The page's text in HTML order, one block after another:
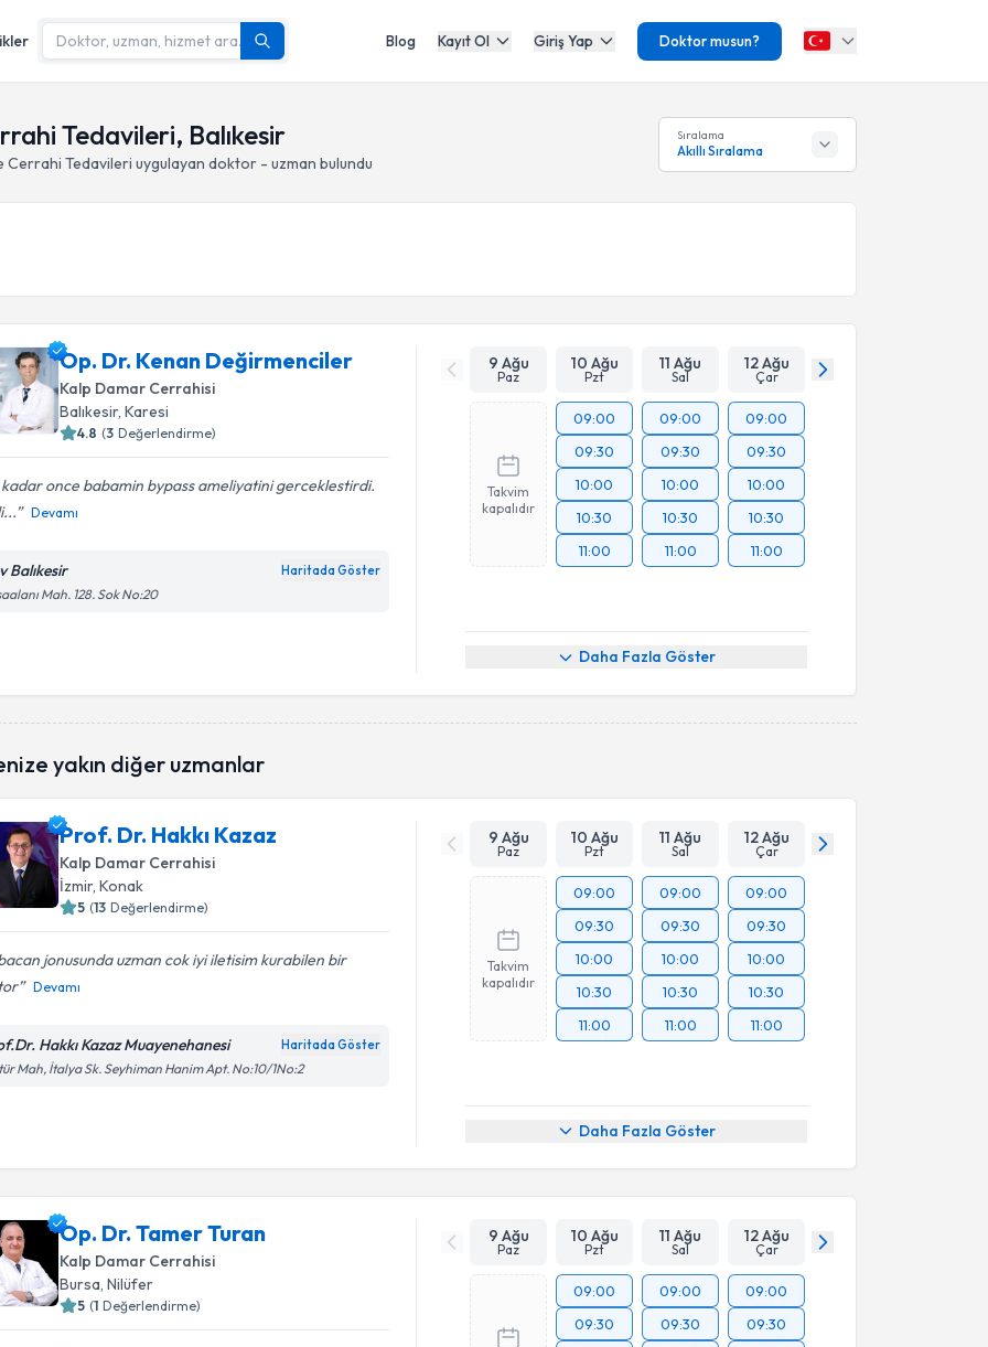
Blog Kayıt Ol Giriş Yap Doktor musun?
Tedavileri, Balıkesir
Cerrahi Tedavileri uygulayan doktor - uzman bulundu
Sıralama
Akıllı Sıralama
Op. Dr. Kenan Değirmenciler
Kalp Damar Cerrahisi
Balıkesir, Karesi
4.8 (3 Değerlendirme)
once babamin bypass ameliyatini gerceklestirdi.
Devamı
Balıkesir Haritada Göster
Mah. 128. Sok No:20
9 Ağu
Paz
10 Ağu
Pzt
11 Ağu
Sal
12 Ağu
Çar
Takvim
kapalıdır
09:00
09:30
10:00
10:30
11:00
09:00
09:30
10:00
10:30
11:00
09:00
09:30
10:00
10:30
11:00
Daha Fazla Göster
yakın diğer uzmanlar
Prof. Dr. Hakkı Kazaz
Kalp Damar Cerrahisi
İzmir, Konak
5 (13 Değerlendirme)
jonusunda uzman cok iyi iletisim kurabilen bir
Devamı
Hakkı Kazaz Muayenehanesi Haritada Göster
Mah, İtalya Sk. Seyhiman Hanim Apt. No:10/1No:2
9 Ağu
Paz
10 Ağu
Pzt
11 Ağu
Sal
12 Ağu
Çar
Takvim
kapalıdır
09:00
09:30
10:00
10:30
11:00
09:00
09:30
10:00
10:30
11:00
09:00
09:30
10:00
10:30
11:00
Daha Fazla Göster
Op. Dr. Tamer Turan
Kalp Damar Cerrahisi
Bursa, Nilüfer
5 (1 Değerlendirme)
9 Ağu
Paz
10 Ağu
Pzt
11 Ağu
Sal
12 Ağu
Çar
09:00
09:30
09:00
09:30
09:00
09:30